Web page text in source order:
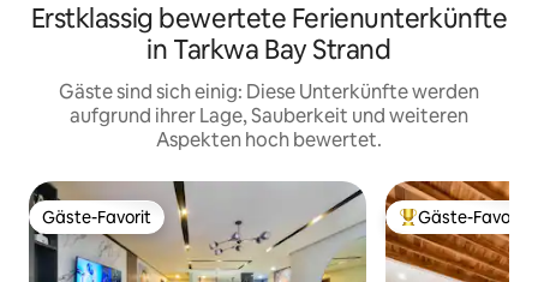
Erstklassig bewertete Ferienunterkünfte
in Tarkwa Bay Strand
Gäste sind sich einig: Diese Unterkünfte werden
aufgrund ihrer Lage, Sauberkeit und weiteren
Aspekten hoch bewertet.
Gäste-Favorit
Gäste-Favorit Beliebter Gäste-
Gäste-Favorit